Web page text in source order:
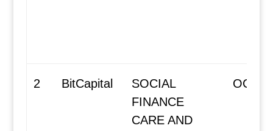
2 BitCapital
SOCIAL
FINANCE
CARE AND